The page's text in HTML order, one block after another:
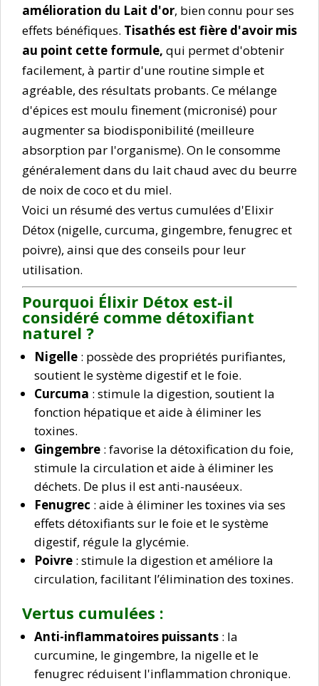
amélioration du Lait d'or, bien connu pour ses
effets bénéfiques. Tisathés est fière d'avoir mis
au point cette formule, qui permet d'obtenir
facilement, à partir d'une routine simple et
agréable, des résultats probants. Ce mélange
d'épices est moulu finement (micronisé) pour
augmenter sa biodisponibilité (meilleure
absorption par l'organisme). On le consomme
généralement dans du lait chaud avec du beurre
de noix de coco et du miel.
Voici un résumé des vertus cumulées d'Elixir
Détox (nigelle, curcuma, gingembre, fenugrec et
poivre), ainsi que des conseils pour leur
utilisation.
Pourquoi Élixir Détox est-il
considéré comme détoxifiant
naturel ?
Nigelle : possède des propriétés purifiantes,
soutient le système digestif et le foie.
Curcuma : stimule la digestion, soutient la
fonction hépatique et aide à éliminer les
toxines.
Gingembre : favorise la détoxification du foie,
stimule la circulation et aide à éliminer les
déchets. De plus il est anti-nauséeux.
Fenugrec : aide à éliminer les toxines via ses
effets détoxifiants sur le foie et le système
digestif, régule la glycémie.
Poivre : stimule la digestion et améliore la
circulation, facilitant l’élimination des toxines.
Vertus cumulées :
Anti-inflammatoires puissants : la
curcumine, le gingembre, la nigelle et le
fenugrec réduisent l'inflammation chronique.